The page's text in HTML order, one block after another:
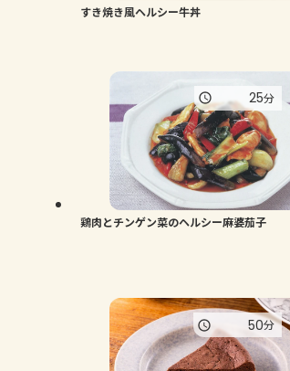
すき焼き風ヘルシー牛丼
鶏肉とチンゲン菜のヘルシー麻婆茄子
25分
50分